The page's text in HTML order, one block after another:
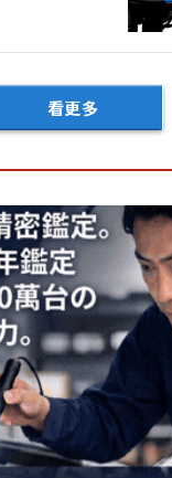
看更多